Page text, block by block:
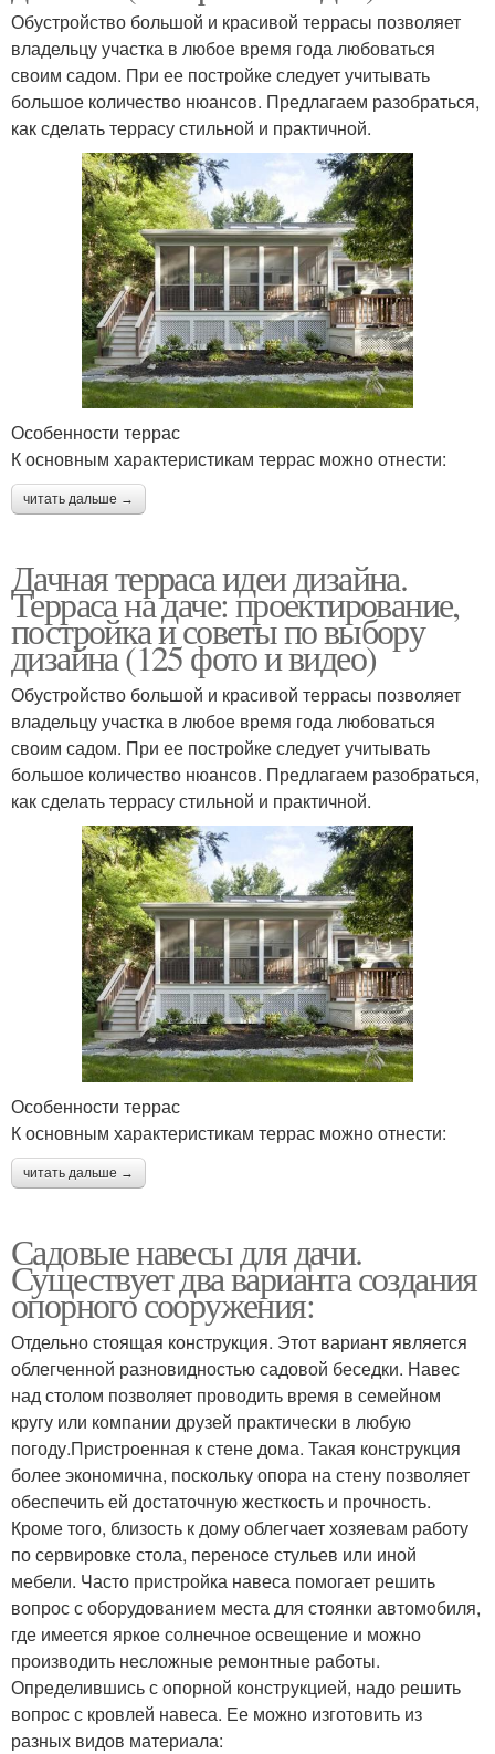
Обустройство большой и красивой террасы позволяет
владельцу участка в любое время года любоваться
своим садом. При ее постройке следует учитывать
большое количество нюансов. Предлагаем разобраться,
как сделать террасу стильной и практичной.
Особенности террас
К основным характеристикам террас можно отнести:
читать дальше →
Дачная терраса идеи дизайна.
Терраса на даче: проектирование,
постройка и советы по выбору
дизайна (125 фото и видео)
Обустройство большой и красивой террасы позволяет
владельцу участка в любое время года любоваться
своим садом. При ее постройке следует учитывать
большое количество нюансов. Предлагаем разобраться,
как сделать террасу стильной и практичной.
Особенности террас
К основным характеристикам террас можно отнести:
читать дальше →
Садовые навесы для дачи.
Существует два варианта создания
опорного сооружения:
Отдельно стоящая конструкция. Этот вариант является
облегченной разновидностью садовой беседки. Навес
над столом позволяет проводить время в семейном
кругу или компании друзей практически в любую
погоду.Пристроенная к стене дома. Такая конструкция
более экономична, поскольку опора на стену позволяет
обеспечить ей достаточную жесткость и прочность.
Кроме того, близость к дому облегчает хозяевам работу
по сервировке стола, переносе стульев или иной
мебели. Часто пристройка навеса помогает решить
вопрос с оборудованием места для стоянки автомобиля,
где имеется яркое солнечное освещение и можно
производить несложные ремонтные работы.
Определившись с опорной конструкцией, надо решить
вопрос с кровлей навеса. Ее можно изготовить из
разных видов материала: